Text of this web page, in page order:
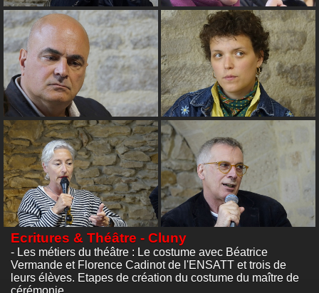
Ecritures & Théâtre - Cluny
- Les métiers du théâtre : Le costume avec Béatrice
Vermande et Florence Cadinot de l'ENSATT et trois de
leurs élèves. Etapes de création du costume du maître de
cérémonie